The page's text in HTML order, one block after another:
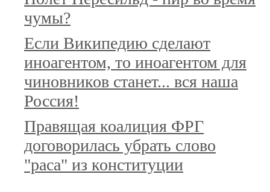
чумы?
Если Википедию сделают
иноагентом, то иноагентом для
чиновников станет... вся наша
Россия!
Правящая коалиция ФРГ
договорилась убрать слово
"раса" из конституции